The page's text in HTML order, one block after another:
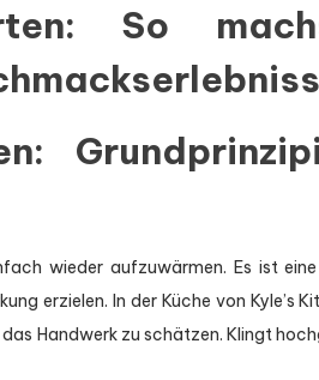
So
wieder aufzuwärmen. Es ist
erzielen. In der Küche von Kyle’s
Handwerk zu schätzen. Klingt